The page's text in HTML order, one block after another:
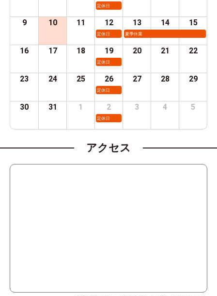
定休日
9 10 11 12
定休日
13
夏季休業
14 15
16 17 18 19
定休日
20 21 22
23 24 25 26
定休日
27 28 29
30 31 1 2
定休日
3 4 5
アクセス